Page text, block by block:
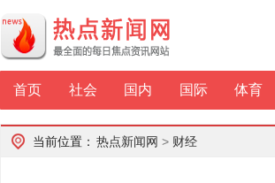
首页 社会 国内 国际 体育
当前位置： 热点新闻网 > 财经